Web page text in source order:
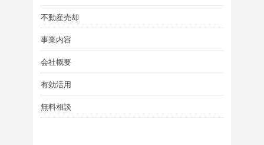
不動産売却
事業内容
会社概要
有効活用
無料相談